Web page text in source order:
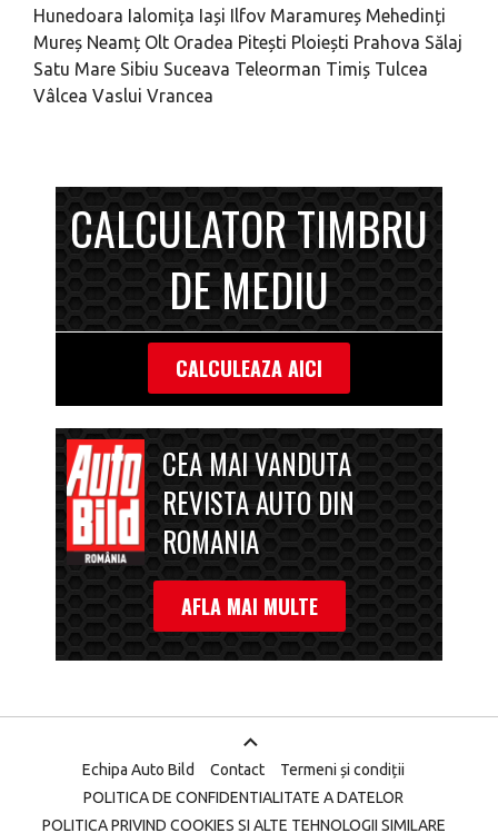
Hunedoara Ialomița Iași Ilfov Maramureș Mehedinți
Mureș Neamț Olt Oradea Pitești Ploiești Prahova Sălaj
Satu Mare Sibiu Suceava Teleorman Timiș Tulcea
Vâlcea Vaslui Vrancea
CALCULATOR TIMBRU
DE MEDIU
CALCULEAZA AICI
CEA MAI VANDUTA
REVISTA AUTO DIN
ROMANIA
AFLA MAI MULTE
Echipa Auto Bild Contact
Termeni și condiții
POLITICA DE CONFIDENTIALITATE A DATELOR
POLITICA PRIVIND COOKIES SI ALTE TEHNOLOGII SIMILARE